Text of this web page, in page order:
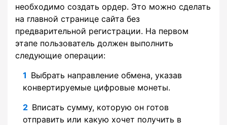
необходимо создать ордер. Это можно сделать
на главной странице сайта без
предварительной регистрации. На первом
этапе пользователь должен выполнить
следующие операции:
Выбрать направление обмена, указав
конвертируемые цифровые монеты.
Вписать сумму, которую он готов
отправить или какую хочет получить в